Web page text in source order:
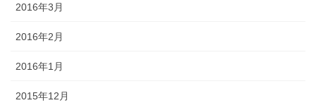
2016年3月
2016年2月
2016年1月
2015年12月